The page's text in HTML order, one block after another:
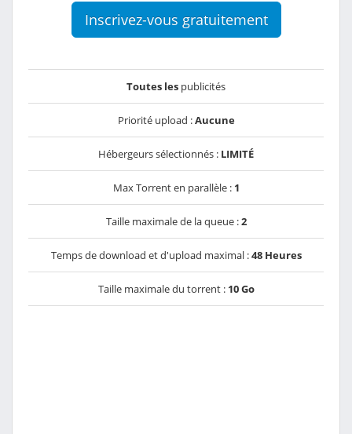
Inscrivez-vous gratuitement
Toutes les publicités
Priorité upload :Aucune
Hébergeurs sélectionnés : LIMITÉ
Max Torrent en parallèle : 1
Taille maximale de la queue :2
Temps de download et d'upload maximal :48 Heures
Taille maximale du torrent : 10 Go